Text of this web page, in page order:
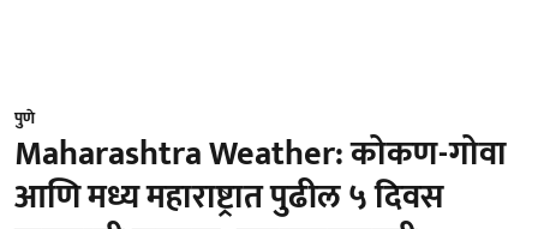
पुणे
Maharashtra Weather: कोकण-गोवा
आणि मध्य महाराष्ट्रात पुढील ५ दिवस